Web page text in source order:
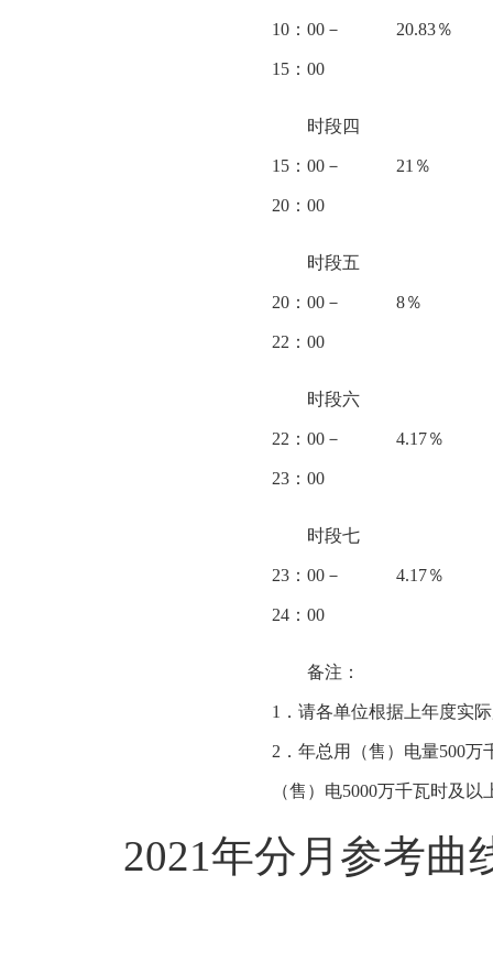
10：00－
15：00
20.83％
时段四
15：00－
20：00
21％
时段五
20：00－
22：00
8％
时段六
22：00－
23：00
4.17％
时段七
23：00－
24：00
4.17％
备注：
1．请各单位根据上年度实
2．年总用（售）电量500
（售）电5000万千瓦时及
2021年分月参考曲